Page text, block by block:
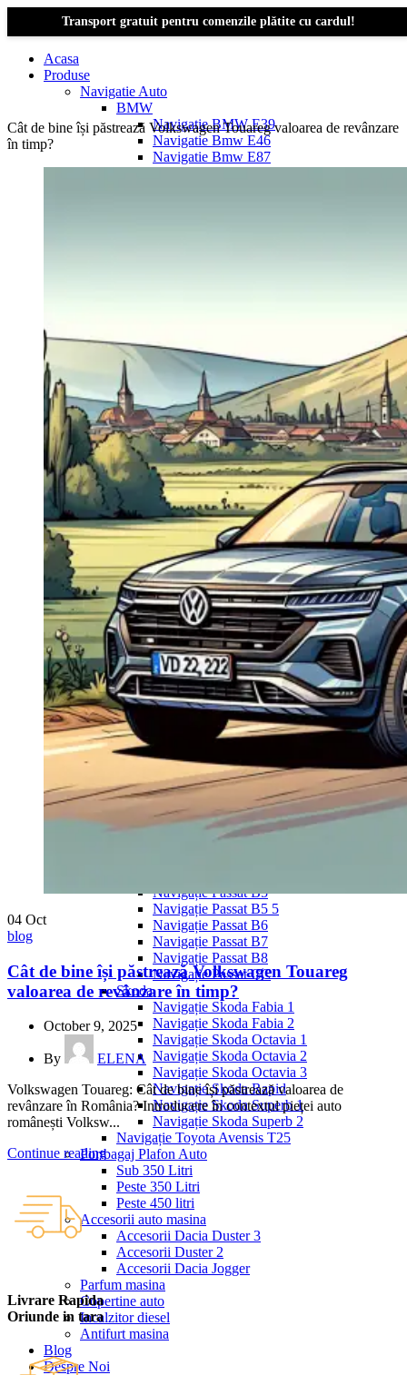
Transport gratuit pentru comenzile plătite cu cardul!
Acasa
Produse
Navigatie Auto
BMW
Navigație BMW E39
Navigatie Bmw E46
Navigatie Bmw E87
Navigație Dacia Logan 1 (2004–2012)
Navigație Dacia Logan 2 (2012–2020)
Navigație Dacia Logan 3 (2020–Prezent)
Dacia Duster
Navigatie Duster 2011
Navigatie Duster 2019
Audi
Navigatie Audi A3 8p
Navigatie Audi A4
Navigatie Audi A4 B6
Navigatie Audi A4 B7
Navigatie Audi A4 B8
Navigatie Audi A5
Navigatie Audi A6 C5
Navigatie Audi A6 C6
Navigatie Audi A6 C7
Navigatie Audi Q5
Ford
Navigație Ford Fiesta
Navigație Ford Focus 1
Navigație Ford Focus 2
Navigație Ford Focus MK3
Navigație Ford Mondeo MK3
Navigație Ford Mondeo MK4
Mercedes
Navigație Mercedes C Class W203
Navigație Mercedes C Class W204
Navigație Mercedes W203
Navigație Mercedes W204
Navigație Mercedes W211
Navigație Passat B5
Navigație Passat B5 5
Navigație Passat B6
Navigație Passat B7
Navigație Passat B8
Navigație Passat CC
Skoda
Navigație Skoda Fabia 1
Navigație Skoda Fabia 2
Navigație Skoda Octavia 1
Navigație Skoda Octavia 2
Navigație Skoda Octavia 3
Navigație Skoda Rapid
Navigație Skoda Superb 1
Navigație Skoda Superb 2
Navigație Toyota Avensis T25
Portbagaj Plafon Auto
Sub 350 Litri
Peste 350 Litri
Peste 450 litri
Accesorii auto masina
Accesorii Dacia Duster 3
Accesorii Duster 2
Accesorii Dacia Jogger
Parfum masina
Copertine auto
Incalzitor diesel
Antifurt masina
Blog
Despre Noi
Cât de bine își păstrează Volkswagen Touareg valoarea de revânzare
în timp?
04 Oct
blog
Cât de bine își păstrează Volkswagen Touareg
valoarea de revânzare în timp?
October 9, 2025
By
ELENA
Volkswagen Touareg: Cât de bine își păstrează valoarea de
revânzare în România? Introducere în contextul pieței auto
românești Volksw...
Continue reading
Livrare Rapida
Oriunde in tara